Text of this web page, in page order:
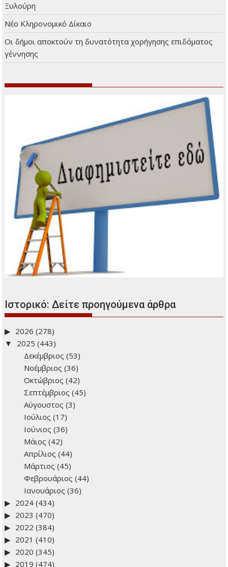
Ξυλούρη
Νέο Κληρονομικό Δίκαιο
Οι δήμοι αποκτούν τη δυνατότητα χορήγησης επιδόματος
γέννησης
Ιστορικό: Δείτε προηγούμενα άρθρα
2026 (278)
2025 (443)
Δεκέμβριος (53)
Νοέμβριος (36)
Οκτώβριος (42)
Σεπτέμβριος (45)
Αύγουστος (3)
Ιούλιος (17)
Ιούνιος (36)
Μάιος (42)
Απρίλιος (44)
Μάρτιος (45)
Φεβρουάριος (44)
Ιανουάριος (36)
2024 (434)
2023 (470)
2022 (384)
2021 (410)
2020 (345)
2019 (474)